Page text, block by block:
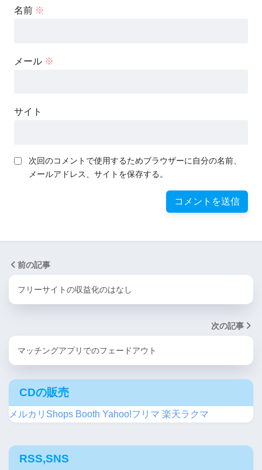
名前 ※
メール ※
サイト
次回のコメントで使用するためブラウザーに自分の名前、
メールアドレス、サイトを保存する。
前の記事
フリーサイトの収益化のはなし
次の記事
マッチングアプリでのフェードアウト
CDの販売
メルカリShops Booth Yahoo!フリマ 楽天ラクマ
RSS,SNS